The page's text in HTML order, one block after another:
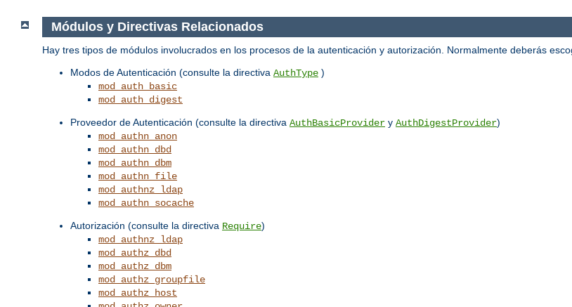
Módulos y Directivas Relacionados
Hay tres tipos de módulos involucrados en los procesos de la autenticación y autorización. Normalmente deberás
Modos de Autenticación (consulte la directiva AuthType )
mod_auth_basic
mod_auth_digest
Proveedor de Autenticación (consulte la directiva AuthBasicProvider y AuthDigestProvider)
mod_authn_anon
mod_authn_dbd
mod_authn_dbm
mod_authn_file
mod_authnz_ldap
mod_authn_socache
Autorización (consulte la directiva Require)
mod_authnz_ldap
mod_authz_dbd
mod_authz_dbm
mod_authz_groupfile
mod_authz_host